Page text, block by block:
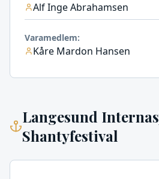
Alf Inge Abrahamsen
Varamedlem:
Kåre Mardon Hansen
Langesund
Shantyfestival